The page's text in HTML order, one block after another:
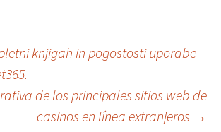
knjigah in pogostosti uporabe
de los principales sitios web de
casinos en línea extranjeros →